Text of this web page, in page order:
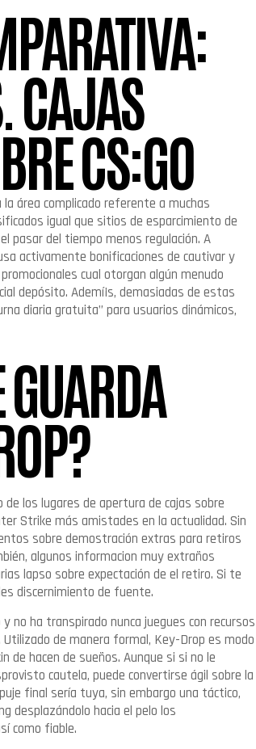
CAJAS
CS:GO
área complicado referente a muchas
igual que sitios de esparcimiento de
pasar del tiempo menos regulación. A
activamente bonificaciones de cautivar y
cual otorgan algún menudo
depósito. Ademí¡s, demasiadas de estas
diaria gratuita” para usuarios dinámicos,
de los lugares de apertura de cajas sobre
Strike más amistades en la actualidad. Sin
sobre demostración extras para retiros
algunos informacion muy extraños
lapso sobre expectación de el retiro. Si te
discernimiento de fuente.
no ha transpirado nunca juegues con recursos
de manera formal, Key-Drop es modo
de hacen de sueños. Aunque si si no le
cautela, puede convertirse ágil sobre la
final serí­a tuya, sin embargo una táctico,
desplazándolo hacia el pelo los
como fiable.